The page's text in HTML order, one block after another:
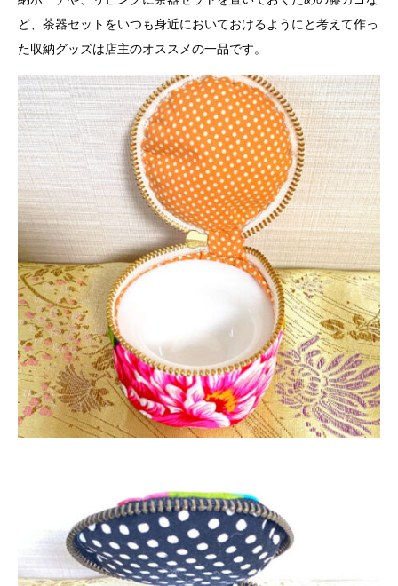
ど、茶器セットをいつも身近においておけるようにと考えて作っ
た収納グッズは店主のオススメの一品です。